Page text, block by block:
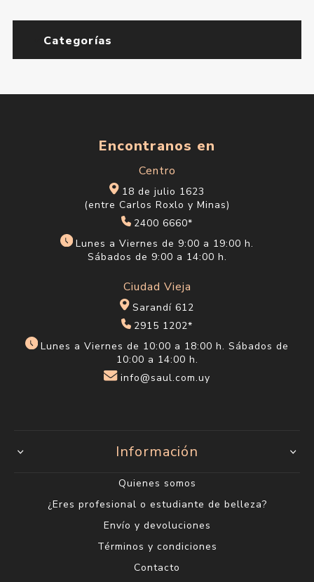
Categorías
Encontranos en
Centro
18 de julio 1623
(entre Carlos Roxlo y Minas)
2400 6660*
Lunes a Viernes de 9:00 a 19:00 h.
Sábados de 9:00 a 14:00 h.
Ciudad Vieja
Sarandí 612
2915 1202*
Lunes a Viernes de 10:00 a 18:00 h. Sábados de
10:00 a 14:00 h.
info@saul.com.uy
Información
Quienes somos
¿Eres profesional o estudiante de belleza?
Envío y devoluciones
Términos y condiciones
Contacto